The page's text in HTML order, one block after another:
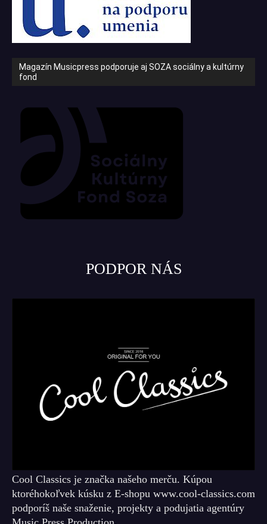
Magazín Musicpress podporuje aj SOZA sociálny a kultúrny
fond
PODPOR NÁS
Cool Classics je značka našeho merču. Kúpou
ktoréhokoľvek kúsku z E-shopu www.cool-classics.com
podporíš naše snaženie, projekty a podujatia agentúry